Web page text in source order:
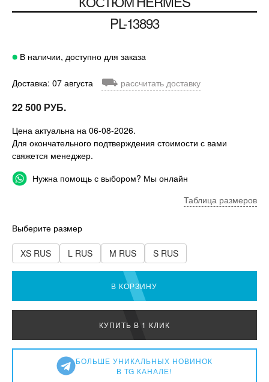
PL-13893
В наличии, доступно для заказа
Доставка: 07 августа ⛟ рассчитать доставку
22 500 РУБ.
Цена актуальна на 06-08-2026.
Для окончательного подтверждения стоимости с вами
свяжется менеджер.
Нужна помощь с выбором? Мы онлайн
Таблица размеров
Выберите размер
XS RUS L RUS M RUS S RUS
В КОРЗИНУ
КУПИТЬ В 1 КЛИК
БОЛЬШЕ УНИКАЛЬНЫХ НОВИНОК
В TG КАНАЛЕ!